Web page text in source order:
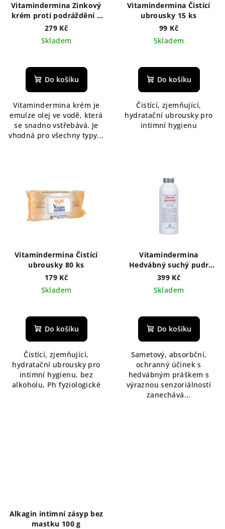
Vitamindermina Zinkový
krém proti podráždění a
zarudnutí pokožky 50 ml
279 Kč
Skladem
Do košíku
Vitamindermina krém je
emulze olej ve vodě, která
se snadno vstřebává. Je
vhodná pro všechny typy...
Vitamindermina Čistící
ubrousky 15 ks
99 Kč
Skladem
Do košíku
Čistící, zjemňující,
hydratační ubrousky pro
intimní hygienu
Vitamindermina Čistící
ubrousky 80 ks
179 Kč
Skladem
Do košíku
Čistící, zjemňující,
hydratační ubrousky pro
intimní hygienu, bez
alkoholu, Ph fyziologické
Vitamindermina
Hedvábný suchý pudr
deodorizuje a přirozeně
pokožky 100 g
399 Kč
Skladem
Do košíku
Sametový, absorbční,
ochranný účinek s
hedvábným práškem s
výraznou senzoriálností
zanechává...
Alkagin intimní zásyp bez
mastku 100 g